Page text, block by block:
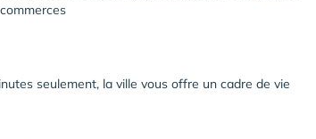
seulement, la ville vous offre un cadre de vie